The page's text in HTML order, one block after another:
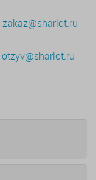
zakaz@sharlot.ru
otzyv@sharlot.ru